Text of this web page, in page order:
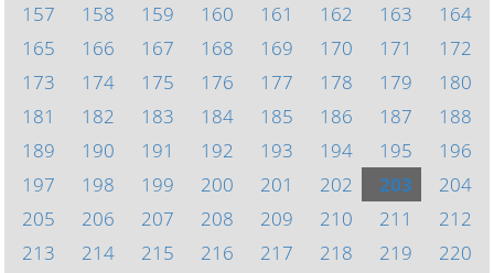
157
158 159 160 161 162 163
164
165
166 167 168 169 170 171
172
173
174 175 176 177 178 179
180
181
182 183 184 185 186 187
188
189
190 191 192 193 194 195
196
197
198 199 200 201 202 203
204
205
206 207 208 209 210 211
212
213
214 215 216 217 218 219
220